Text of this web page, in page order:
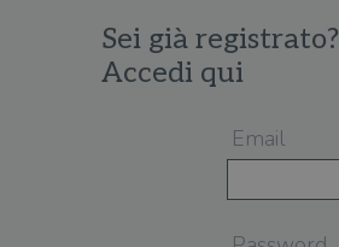
Sei già registrato?
Accedi qui
Email